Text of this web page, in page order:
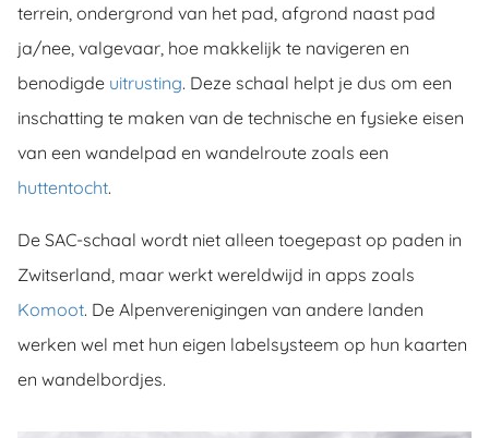
terrein, ondergrond van het pad, afgrond naast pad
ja/nee, valgevaar, hoe makkelijk te navigeren en
benodigde uitrusting. Deze schaal helpt je dus om een
inschatting te maken van de technische en fysieke eisen
van een wandelpad en wandelroute zoals een
huttentocht.
De SAC-schaal wordt niet alleen toegepast op paden in
Zwitserland, maar werkt wereldwijd in apps zoals
Komoot. De Alpenverenigingen van andere landen
werken wel met hun eigen labelsysteem op hun kaarten
en wandelbordjes.